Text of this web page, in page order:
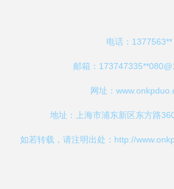
电话：1377563**
邮箱：173747335**
网址：
地址：上海市浦东新区东方路
如若转载，请注明出处：http://